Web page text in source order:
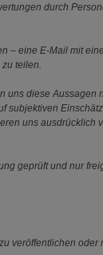
durch
– eine E-Mail mit
teilen.
diese
subjektiven
uns
geprüft und nur
veröffentlichen oder